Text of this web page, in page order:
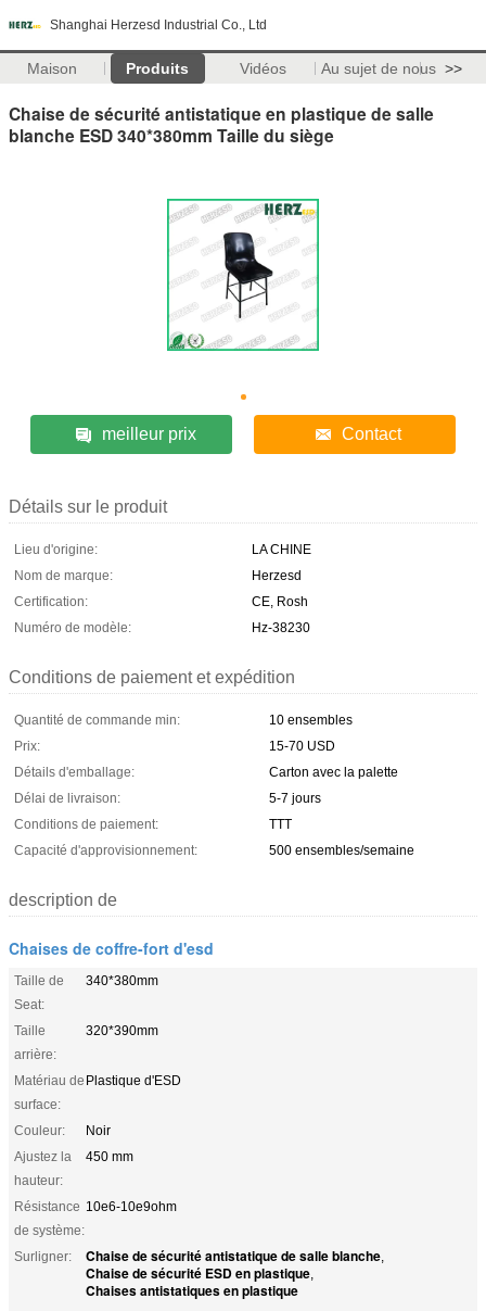
Shanghai Herzesd Industrial Co., Ltd
Maison Produits Vidéos Au sujet de nous >>
Chaise de sécurité antistatique en plastique de salle
blanche ESD 340*380mm Taille du siège
meilleur prix Contact
Détails sur le produit
Lieu d'origine:
LA CHINE
Nom de marque:
Herzesd
Certification:
CE, Rosh
Numéro de modèle:
Hz-38230
Conditions de paiement et expédition
Quantité de commande min:
10 ensembles
Prix:
15-70 USD
Détails d'emballage:
Carton avec la palette
Délai de livraison:
5-7 jours
Conditions de paiement:
TTT
Capacité d'approvisionnement:
500 ensembles/semaine
description de
Chaises de coffre-fort d'esd
Taille de
Seat:
340*380mm
Taille
arrière:
320*390mm
Matériau de
surface:
Plastique d'ESD
Couleur:
Noir
Ajustez la
hauteur:
450 mm
Résistance
de système:
10e6-10e9ohm
Surligner: Chaise de sécurité antistatique de salle blanche,
Chaise de sécurité ESD en plastique,
Chaises antistatiques en plastique